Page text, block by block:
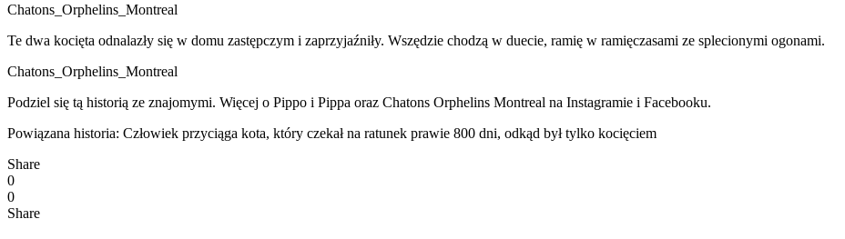
Chatons_Orphelins_Montreal
Te dwa kocięta odnalazły się w domu zastępczym i zaprzyjaźniły. Wszędzie chodzą w duecie, ramię w ramięczasami ze splecionymi ogonami.
Chatons_Orphelins_Montreal
Podziel się tą historią ze znajomymi. Więcej o Pippo i Pippa oraz Chatons Orphelins Montreal na Instagramie i Facebooku.
Powiązana historia: Człowiek przyciąga kota, który czekał na ratunek prawie 800 dni, odkąd był tylko kocięciem
Share
0
0
Share